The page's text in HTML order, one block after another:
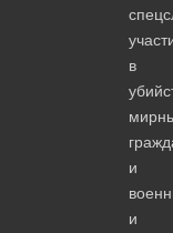
в
и
и